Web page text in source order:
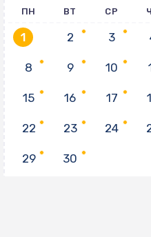
ПН ВТ СР
1 2 3
8 9 10
15 16 17
22 23 24
29 30